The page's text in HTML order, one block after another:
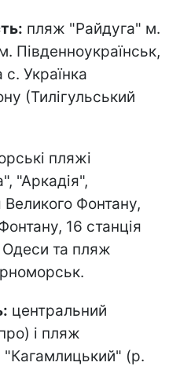
пляж "Райдуга" м.
Південноукраїнськ,
Українка
(Тилігульський
пляжі
"Аркадія",
Великого Фонтану,
16 станція
та пляж
центральний
і пляж
(р.